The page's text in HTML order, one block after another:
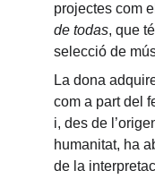
projectes com
de todas, que
selecció de
La dona
com a part del
i, des de
humanitat, ha
de la